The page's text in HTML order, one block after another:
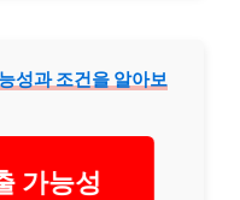
성과 조건을 알아보
가능성